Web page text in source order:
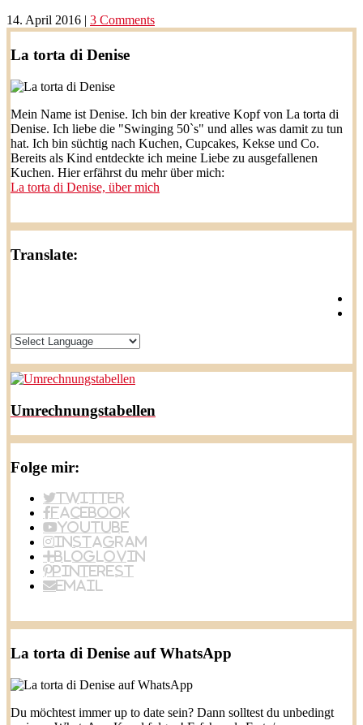
14. April 2016 | 3 Comments
La torta di Denise
Mein Name ist Denise. Ich bin der kreative Kopf von La torta di
Denise. Ich liebe die "Swinging 50`s" und alles was damit zu tun
hat. Ich bin süchtig nach Kuchen, Cupcakes, Kekse und Co.
Bereits als Kind entdeckte ich meine Liebe zu ausgefallenen
Kuchen. Hier erfährst du mehr über mich:
La torta di Denise, über mich
Translate:
Umrechnungstabellen
Folge mir:
Twitter
Facebook
YouTube
Instagram
BlogLovin
Pinterest
Email
La torta di Denise auf WhatsApp
Du möchtest immer up to date sein? Dann solltest du unbedingt